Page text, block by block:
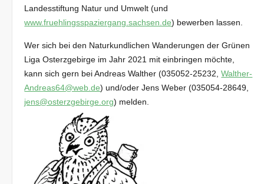
Landesstiftung Natur und Umwelt (und
www.fruehlingsspaziergang.sachsen.de) bewerben lassen.
Wer sich bei den Naturkundlichen Wanderungen der Grünen
Liga Osterzgebirge im Jahr 2021 mit einbringen möchte,
kann sich gern bei Andreas Walther (035052-25232,Walther-
Andreas64@web.de) und/oder Jens Weber (035054-28649,
jens@osterzgebirge.org) melden.